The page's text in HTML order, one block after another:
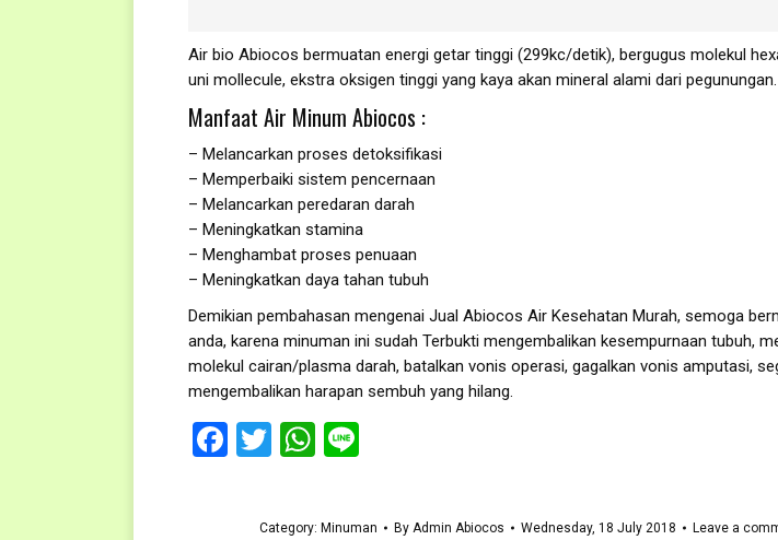
Air bio Abiocos bermuatan energi getar tinggi (299kc/detik), bergugus molekul
uni mollecule, ekstra oksigen tinggi yang kaya akan mineral alami dari pegunungan.
Manfaat Air Minum Abiocos :
– Melancarkan proses detoksifikasi
– Memperbaiki sistem pencernaan
– Melancarkan peredaran darah
– Meningkatkan stamina
– Menghambat proses penuaan
– Meningkatkan daya tahan tubuh
Demikian pembahasan mengenai Jual Abiocos Air Kesehatan Murah, semoga
anda, karena minuman ini sudah Terbukti mengembalikan kesempurnaan tubuh,
molekul cairan/plasma darah, batalkan vonis operasi, gagalkan vonis amputasi,
mengembalikan harapan sembuh yang hilang.
Facebook
TwitterWhatsApp
Category: Minuman By Admin Abiocos Wednesday, 18 July 2018 Leave a